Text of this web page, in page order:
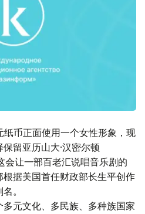
纸币正面使用一个女性形象，现
留亚历山大·汉密尔顿
让一部百老汇说唱音乐剧的
据美国首任财政部长生平创作
。
元文化、多民族、多种族国家